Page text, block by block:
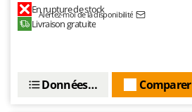
En rupture de stock
Alertez-moi de la disponibilité
Livraison gratuite
Comparer
Données techniques